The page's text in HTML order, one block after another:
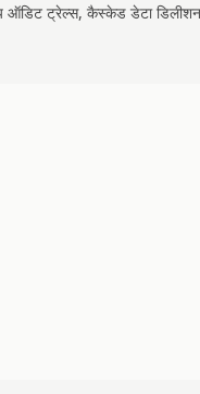
ऑडिट ट्रेल्स, कैस्केड डेटा